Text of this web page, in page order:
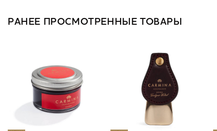
РАНЕЕ ПРОСМОТРЕННЫЕ ТОВАРЫ